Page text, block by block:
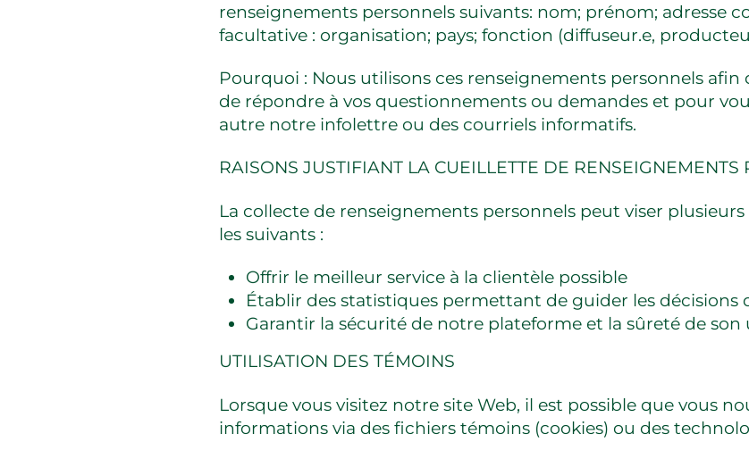
renseignements personnels suivants: nom; prénom; adresse
facultative : organisation; pays; fonction (diffuseur.e,
Pourquoi : Nous utilisons ces renseignements personnels
de répondre à vos questionnements ou demandes et pour
autre notre infolettre ou des courriels informatifs.
RAISONS JUSTIFIANT LA CUEILLETTE DE RENSEIGNEMENTS
La collecte de renseignements personnels peut viser
les suivants :
Offrir le meilleur service à la clientèle possible
Établir des statistiques permettant de guider les décisions
Garantir la sécurité de notre plateforme et la sûreté de son
UTILISATION DES TÉMOINS
Lorsque vous visitez notre site Web, il est possible que vous
informations via des fichiers témoins (cookies) ou des